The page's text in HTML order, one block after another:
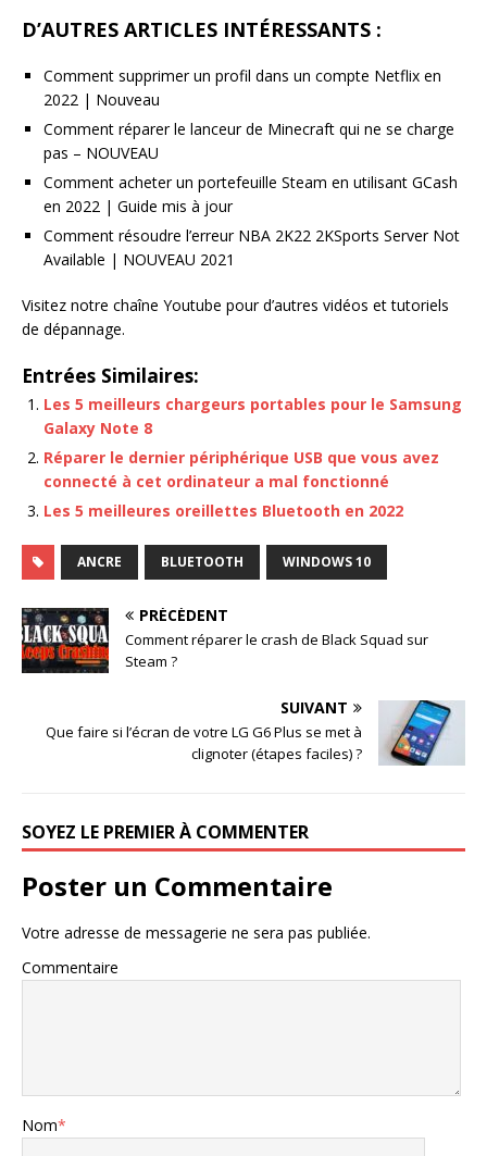
D’AUTRES ARTICLES INTÉRESSANTS :
Comment supprimer un profil dans un compte Netflix en
2022 | Nouveau
Comment réparer le lanceur de Minecraft qui ne se charge
pas – NOUVEAU
Comment acheter un portefeuille Steam en utilisant GCash
en 2022 | Guide mis à jour
Comment résoudre l’erreur NBA 2K22 2KSports Server Not
Available | NOUVEAU 2021
Visitez notre chaîne Youtube pour d’autres vidéos et tutoriels
de dépannage.
Entrées Similaires:
Les 5 meilleurs chargeurs portables pour le Samsung
Galaxy Note 8
Réparer le dernier périphérique USB que vous avez
connecté à cet ordinateur a mal fonctionné
Les 5 meilleures oreillettes Bluetooth en 2022
ANCRE BLUETOOTH WINDOWS 10
PRÉCÉDENT
Comment réparer le crash de Black Squad sur
Steam ?
SUIVANT
Que faire si l’écran de votre LG G6 Plus se met à
clignoter (étapes faciles) ?
SOYEZ LE PREMIER À COMMENTER
Poster un Commentaire
Votre adresse de messagerie ne sera pas publiée.
Commentaire
Nom*